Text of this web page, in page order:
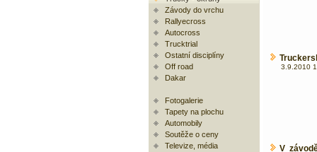
Závody do vrchu
Rallyecross
Autocross
Trucktrial
Ostatní disciplíny
Off road
Dakar
Fotogalerie
Tapety na plochu
Automobily
Soutěže o ceny
Televize, média
3.9.2010
V